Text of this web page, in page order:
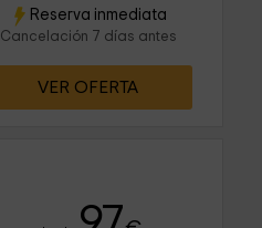
Reserva inmediata
Cancelación 7 días antes
VER OFERTA